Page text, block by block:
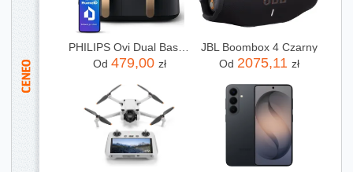
PHILIPS Ovi Dual Basket AirFryer NA352/00
Od 479,00 zł
JBL Boombox 4 Czarny
Od 2075,11 zł